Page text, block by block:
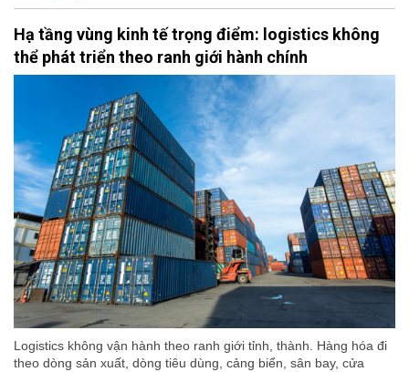
Hạ tầng vùng kinh tế trọng điểm: logistics không
thể phát triển theo ranh giới hành chính
Logistics không vận hành theo ranh giới tỉnh, thành. Hàng hóa đi
theo dòng sản xuất, dòng tiêu dùng, cảng biển, sân bay, cửa